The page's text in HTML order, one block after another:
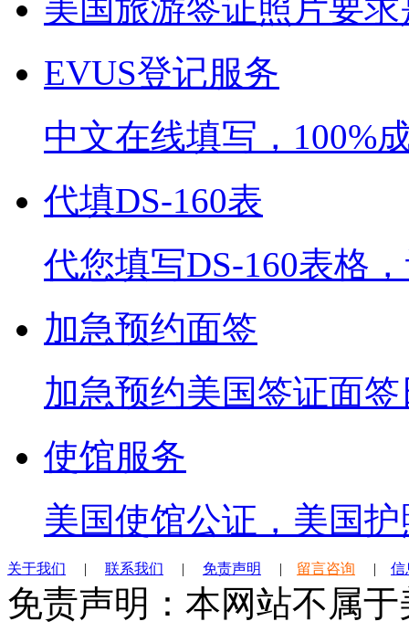
美国旅游签证照片要
EVUS登记服务
中文在线填写，100%
代填DS-160表
代您填写DS-160表格
加急预约面签
加急预约美国签证面
使馆服务
美国使馆公证，美国
关于我们 联系我们 免责声明 留言咨询 信
免责声明：本网站不属